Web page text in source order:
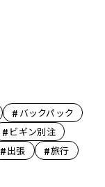
# バックパック
# ビギン別注
#出張 #旅行